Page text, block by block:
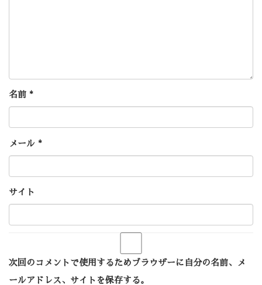
名前 *
メール *
サイト
次回のコメントで使用するためブラウザーに自分の名前、メ
ールアドレス、サイトを保存する。